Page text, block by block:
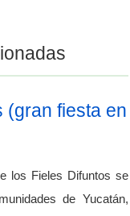
(gran fiesta en
los Fieles Difuntos se
de Yucatán,